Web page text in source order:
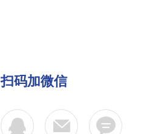
扫码加微信